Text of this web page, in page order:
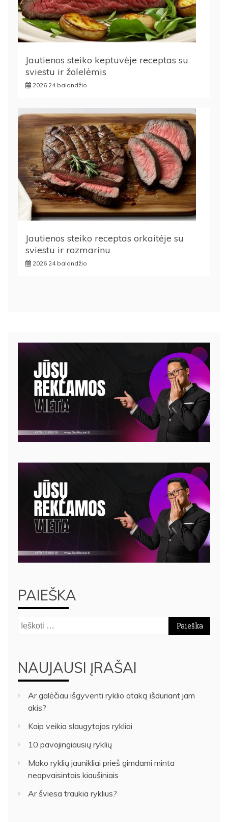
Jautienos steiko keptuvėje receptas su
sviestu ir žolelėmis
2026 24 balandžio
Jautienos steiko receptas orkaitėje su
sviestu ir rozmarinu
2026 24 balandžio
PAIEŠKA
Ieškoti:
NAUJAUSI ĮRAŠAI
Ar galėčiau išgyventi ryklio ataką išduriant jam
akis?
Kaip veikia slaugytojos rykliai
10 pavojingiausių ryklių
Mako ryklių jaunikliai prieš gimdami minta
neapvaisintais kiaušiniais
Ar šviesa traukia ryklius?